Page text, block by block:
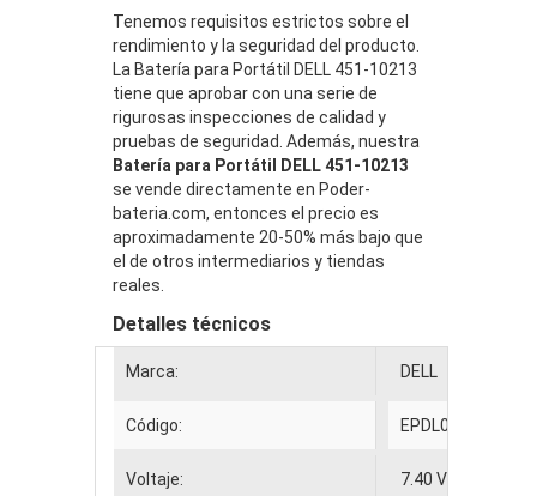
Tenemos requisitos estrictos sobre el
rendimiento y la seguridad del producto.
La Batería para Portátil DELL 451-10213
tiene que aprobar con una serie de
rigurosas inspecciones de calidad y
pruebas de seguridad. Además, nuestra
Batería para Portátil DELL 451-10213
se vende directamente en Poder-
bateria.com, entonces el precio es
aproximadamente 20-50% más bajo que
el de otros intermediarios y tiendas
reales.
Detalles técnicos
Marca: DELL
Código: EPDL011
Voltaje: 7.40 V